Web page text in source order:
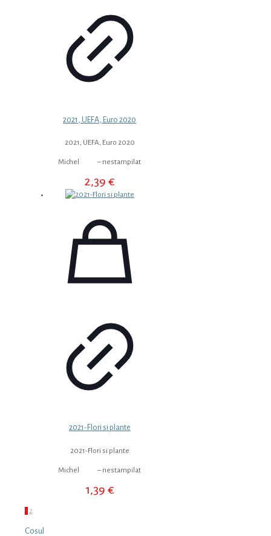
2021, UEFA, Euro 2020
2021, UEFA, Euro 2020
Michel – nestampilat
2,39€
2021-Flori si plante
2021-Flori si plante
Michel – nestampilat
1,39 €
1 2
Cosul